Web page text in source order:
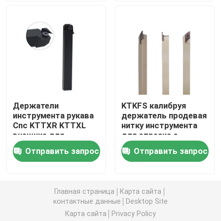
Карбид калибруя вставку
Компоненты прессформы пунша
Борштанги с резцами карбида
Материал карбида вольфрама
вставки карбида филируя
Отрезка вставки
Держатели
инструмента рукава
Cnc KTTXR KTTXL
внешние для
продевать нитку
вставки как серии
TTX32
Отправить запрос
KTKFS калибруя
держатель продевая
нитку инструмента
для отрезка с
вставки
Отправить запрос
Главная страница
Карта сайта
контактные данные
Desktop Site
Карта сайта
Privacy Policy